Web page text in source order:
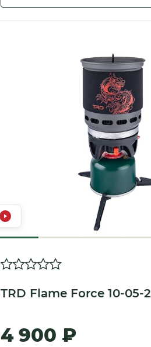
TRD Flame Force 10-05-2
4 900 ₽